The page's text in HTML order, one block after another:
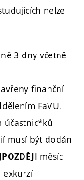
nelze
3 dny včetně
finanční
FaVU.
účastnic*ků
musí být dodán
měsíc
exkurzí